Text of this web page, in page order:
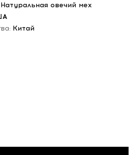
Натуральная овечий мех
Китай